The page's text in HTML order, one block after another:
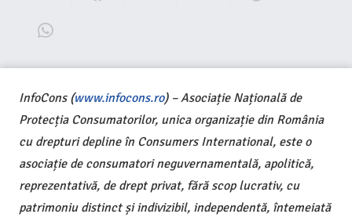
InfoCons (www.infocons.ro) – Asociație Națională de
Protecția Consumatorilor, unica organizație din România
cu drepturi depline în Consumers International, este o
asociație de consumatori neguvernamentală, apolitică,
reprezentativă, de drept privat, fără scop lucrativ, cu
patrimoniu distinct și indivizibil, independentă, întemeiată